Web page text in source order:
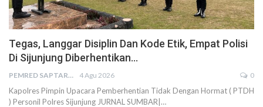
Tegas, Langgar Disiplin Dan Kode Etik, Empat Polisi
Di Sijunjung Diberhentikan…
PEMRED SAPTARIUS 4 Agu 2026 0
Kapolres Pimpin Upacara Pemberhentian Tidak Dengan Hormat ( PTDH
) Personil Polres Sijunjung JURNAL SUMBAR|…